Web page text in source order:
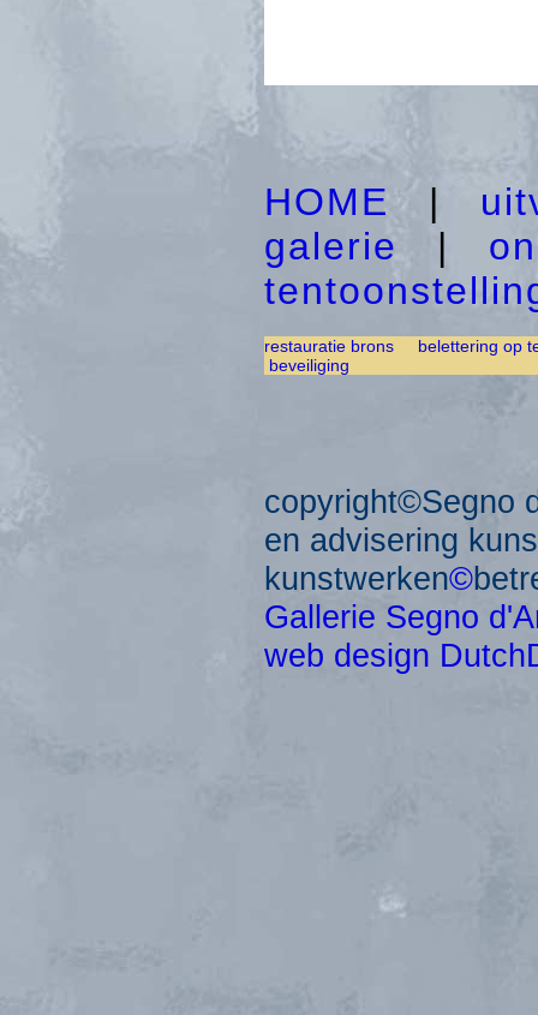
HOME |
galerie |
restauratie brons
belettering op
beveiliging
copyright©Segno
en advisering
kunstwerken©
Gallerie Segno
web design